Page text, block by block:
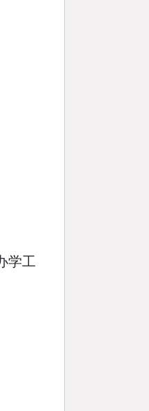
学工